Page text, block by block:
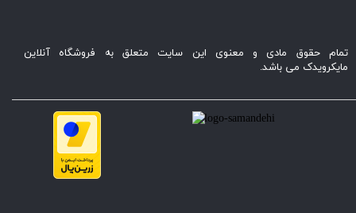
تمام حقوق مادی و معنوی این سایت متعلق به فروشگاه آنلاین
مایکرویدک می باشد.